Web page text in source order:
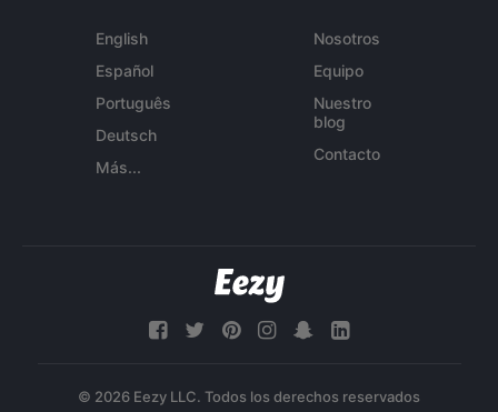
English
Español
Português
Deutsch
Más...
Nosotros
Equipo
Nuestro
blog
Contacto
© 2026 Eezy LLC. Todos los derechos reservados